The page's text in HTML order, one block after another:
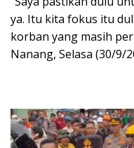
ya. Itu kita fokus itu
korban yang masih
Nanang, Selasa (30/9/